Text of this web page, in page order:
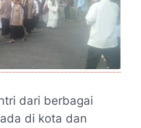
dari berbagai
di kota dan